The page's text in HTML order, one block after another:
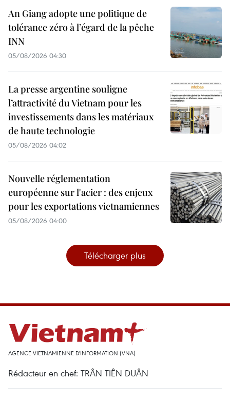
An Giang adopte une politique de
tolérance zéro à l’égard de la pêche
INN
05/08/2026 04:30
La presse argentine souligne
l’attractivité du Vietnam pour les
investissements dans les matériaux
de haute technologie
05/08/2026 04:02
Nouvelle réglementation
européenne sur l'acier : des enjeux
pour les exportations vietnamiennes
05/08/2026 04:00
Télécharger plus
AGENCE VIETNAMIENNE D'INFORMATION (VNA)
Rédacteur en chef: TRÂN TIÊN DUÂN